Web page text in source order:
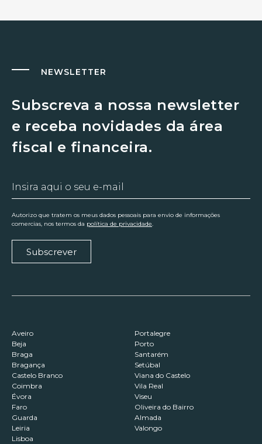
NEWSLETTER
Subscreva a nossa newsletter
e receba novidades da área
fiscal e financeira.
Autorizo que tratem os meus dados pessoais para envio de informações
comercias, nos termos da política de privacidade.
Subscrever
Aveiro
Beja
Braga
Bragança
Castelo Branco
Coimbra
Évora
Faro
Guarda
Leiria
Lisboa
Portalegre
Porto
Santarém
Setúbal
Viana do Castelo
Vila Real
Viseu
Oliveira do Bairro
Almada
Valongo